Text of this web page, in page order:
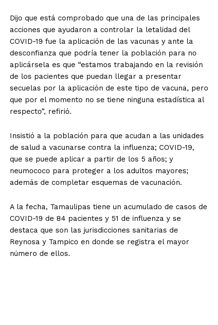
Dijo que está comprobado que una de las principales
acciones que ayudaron a controlar la letalidad del
COVID-19 fue la aplicación de las vacunas y ante la
desconfianza que podría tener la población para no
aplicársela es que “estamos trabajando en la revisión
de los pacientes que puedan llegar a presentar
secuelas por la aplicación de este tipo de vacuna, pero
que por el momento no se tiene ninguna estadística al
respecto”, refirió.
Insistió a la población para que acudan a las unidades
de salud a vacunarse contra la influenza; COVID-19,
que se puede aplicar a partir de los 5 años; y
neumococo para proteger a los adultos mayores;
además de completar esquemas de vacunación.
A la fecha, Tamaulipas tiene un acumulado de casos de
COVID-19 de 84 pacientes y 51 de influenza y se
destaca que son las jurisdicciones sanitarias de
Reynosa y Tampico en donde se registra el mayor
número de ellos.